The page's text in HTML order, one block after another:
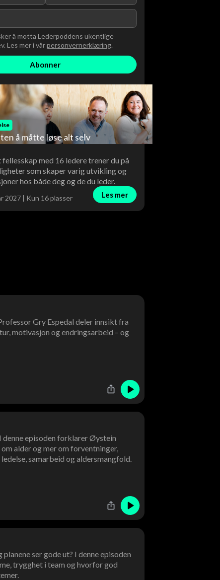
å motta Lederpoddens ukentlige
Les mer i vårpersonvernerklæring.
å måtte løse alt selv
med 16 ledere trener du på
som skaper varig utvikling og
hos både deg og de du leder.
2027 | Kun 16 plasser Les mer
Gry Espedal deler innsikt fra
motivasjon og endringsarbeid – og
denne episoden forklarer Øystein
alder og mer om forventninger,
samarbeid og aldersmangfold.
ser gode ut? I denne episoden
trygghet i team og hvorfor god